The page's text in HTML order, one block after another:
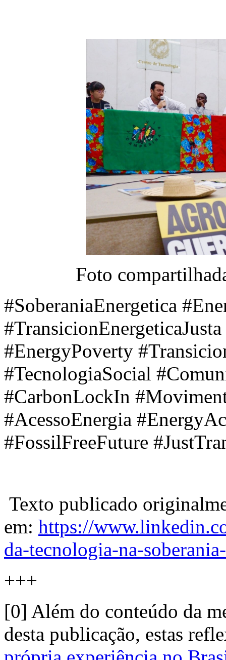
Foto
#SoberaniaEnergetica
#EnergyPoverty
#TecnologiaSocial
#CarbonLockIn
#AcessoEnergia
#FossilFreeFuture
Texto publicado
em: https://
da-tecnologia-na-
+++
[0] Além do conteúdo da
desta publicação, estas